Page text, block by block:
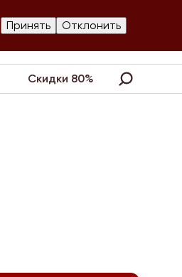
Контакты
Скидки 80%
Принять Отклонить